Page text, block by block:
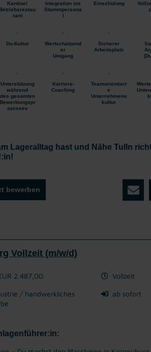
Kantine/
Betriebsrestau
rant
Integration ins
Stammpersona
l
Einschulung
Du-Kultur
Wertschätzend
er
Umgang
Sicherer
Arbeitsplatz
Unterstützung
während
des gesamten
Bewerbungspr
ozesses
Karriere-
Coaching
Teamorientiert
e
Unternehmens
kultur
Lageralltag hast und Nähe Tulln
bewerben
Vollzeit (m/w/d)
2.487,00 Vollzeit
/ handwerkliches
ab sofort